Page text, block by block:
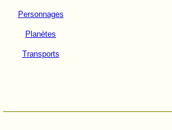
Personnages
Planètes
Transports